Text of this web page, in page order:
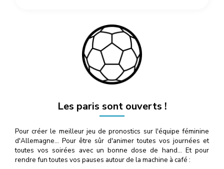
Les paris sont ouverts !
Pour créer le meilleur jeu de pronostics sur l'équipe féminine
d'Allemagne… Pour être sûr d'animer toutes vos journées et
toutes vos soirées avec un bonne dose de hand… Et pour
rendre fun toutes vos pauses autour de la machine à café :